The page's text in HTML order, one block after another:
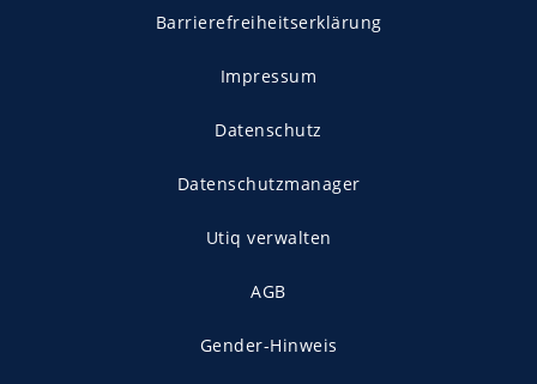
Barrierefreiheitserklärung
Impressum
Datenschutz
Datenschutzmanager
Utiq verwalten
AGB
Gender-Hinweis